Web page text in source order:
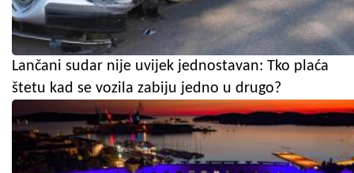
Lančani sudar nije uvijek jednostavan: Tko plaća
štetu kad se vozila zabiju jedno u drugo?